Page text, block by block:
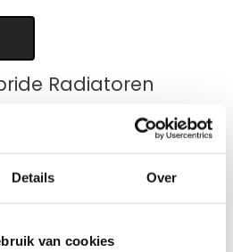
Details Over
van cookies
Radiatoren
geschikt